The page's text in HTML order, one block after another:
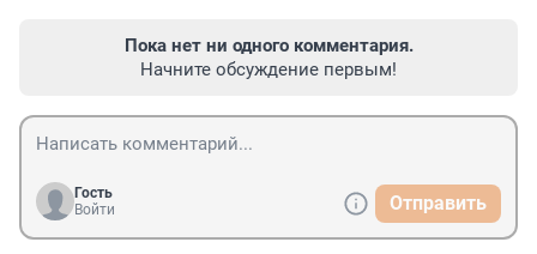
Пока нет ни одного комментария.
Начните обсуждение первым!
Гость
Войти
Отправить